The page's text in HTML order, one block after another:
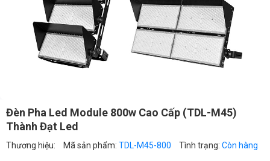
Đèn Pha Led Module 800w Cao Cấp (TDL-M45)
Thành Đạt Led
Thương hiệu: Mã sản phẩm: TDL-M45-800 Tình trạng: Còn hàng